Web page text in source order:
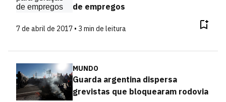
de empregos
7 de abril de 2017 • 3 min de leitura
MUNDO
Guarda argentina dispersa
grevistas que bloquearam rodovia